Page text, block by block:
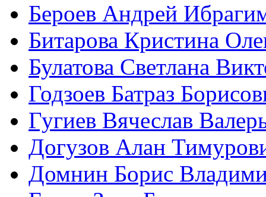
Бероев Андрей
Битарова Кристина
Булатова Светлана
Годзоев Батраз
Гугиев Вячеслав
Догузов Алан
Домнин Борис